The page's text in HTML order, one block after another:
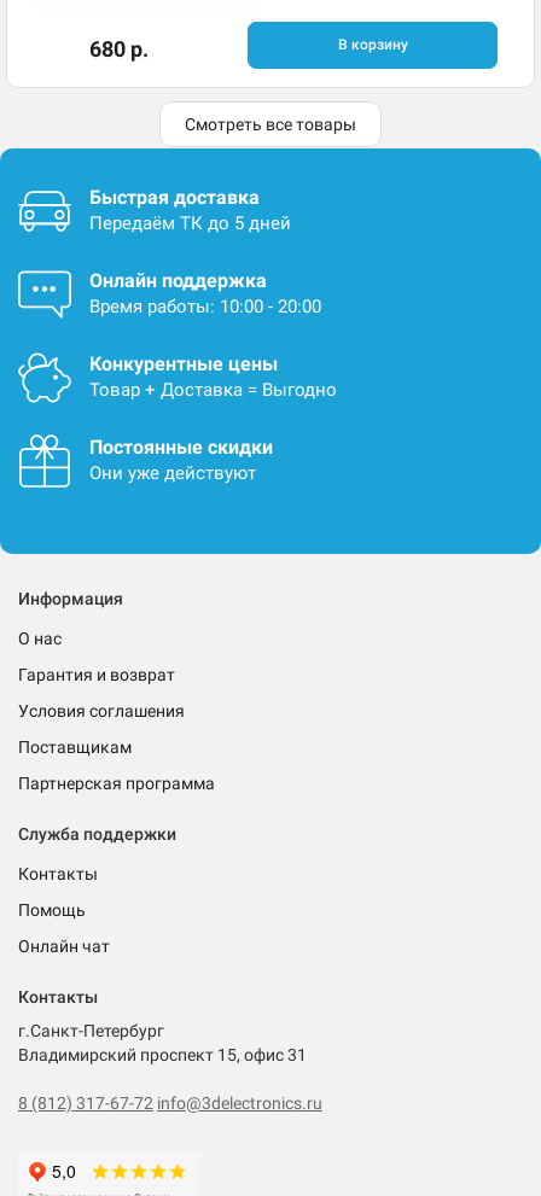
680 р. В корзину
Смотреть все товары
Быстрая доставка
Передаём ТК до 5 дней
Онлайн поддержка
Время работы: 10:00 - 20:00
Конкурентные цены
Товар + Доставка = Выгодно
Постоянные скидки
Они уже действуют
Информация
О нас
Гарантия и возврат
Условия соглашения
Поставщикам
Партнерская программа
Служба поддержки
Контакты
Помощь
Онлайн чат
Контакты
г.Санкт-Петербург
Владимирский проспект 15, офис 31
8 (812) 317-67-72 info@3delectronics.ru